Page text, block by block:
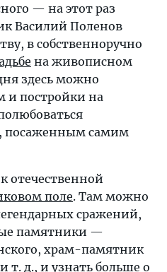
— на этот раз
Василий Поленов
в собственноручно
на живописном
здесь можно
и постройки на
посаженным самим
отечественной
поле. Там можно
сражений,
памятники —
храм-памятник
т. д., и узнать больше о